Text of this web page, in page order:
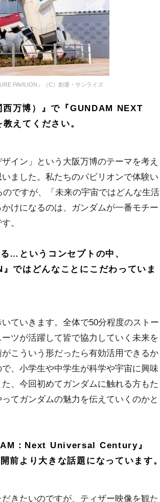
PAVILION』（C）創通・サンライズ
万博）』で『GUNDAM NEXT
えてください。
イン」という大阪万博のテーマを考え
ました。私たちのパビリオンで体験い
ですが、「未来の宇宙ではどんな生活
けになるのは、ガンダムが一番モチー
。
…というコンセプトの中、
ではどんなことにこだわっていま
ていきます。全体で50分程度のストー
ツが活躍して皆で協力していく未来を
こういう形だったら有効活用できるか
、小学生や中学生が科学や宇宙に興味
、今回初めてガンダムに触れる方もた
てガンダムの魅力を伝えていくのかと
：Next Universal Century』
前より大きな話題になっています。
きたいのですが、ティザー映像を観た